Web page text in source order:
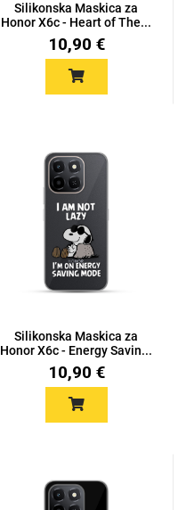
Silikonska Maskica za
Honor X6c - Heart of The...
10,90 €
Silikonska Maskica za
Honor X6c - Energy Savin...
10,90 €